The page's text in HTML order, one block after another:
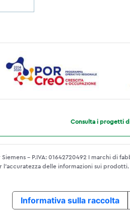
Consulta i progetti
- P.IVA: 01642720492 I marchi di
l’accuratezza delle informazioni sui
Informativa sulla raccolta